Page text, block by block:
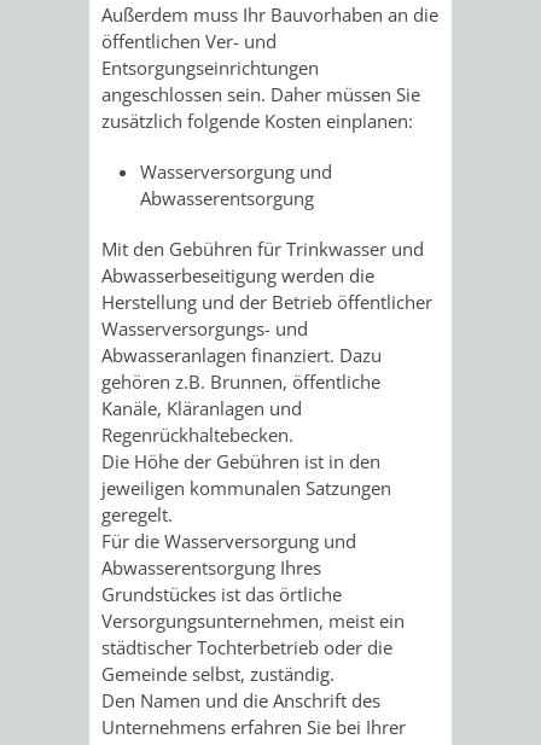
ANTRAGSVERFAHREN
VERMIETE
DOCH
AN
DEINE
STADT
WIEDERVERMIETUNGSPRÄMIE
FÜR
STABSSTELLE
HOCHBAU
UND
BAU)
FÜR
SOZIALE
Außerdem muss Ihr Bauvorhaben an die
öffentlichen Ver- und
Entsorgungseinrichtungen
angeschlossen sein. Daher müssen Sie
zusätzlich folgende Kosten einplanen:
Wasserversorgung und
Abwasserentsorgung
Mit den Gebühren für Trinkwasser und
Abwasserbeseitigung werden die
Herstellung und der Betrieb öffentlicher
Wasserversorgungs- und
Abwasseranlagen finanziert. Dazu
gehören z.B. Brunnen, öffentliche
Kanäle, Kläranlagen und
Regenrückhaltebecken.
Die Höhe der Gebühren ist in den
jeweiligen kommunalen Satzungen
geregelt.
Für die Wasserversorgung und
Abwasserentsorgung Ihres
Grundstückes ist das örtliche
Versorgungsunternehmen, meist ein
städtischer Tochterbetrieb oder die
Gemeinde selbst, zuständig.
Den Namen und die Anschrift des
Unternehmens erfahren Sie bei Ihrer